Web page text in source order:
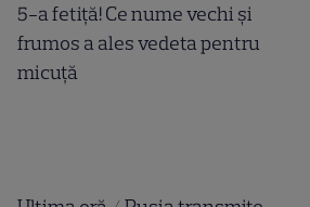
5-a fetiță! Ce nume vechi și
frumos a ales vedeta pentru
micuță